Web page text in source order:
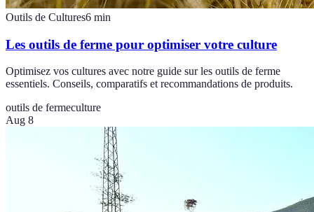
Outils de Cultures6 min
Les outils de ferme pour optimiser votre culture
Optimisez vos cultures avec notre guide sur les outils de ferme
essentiels. Conseils, comparatifs et recommandations de produits.
outils de fermeculture
Aug 8